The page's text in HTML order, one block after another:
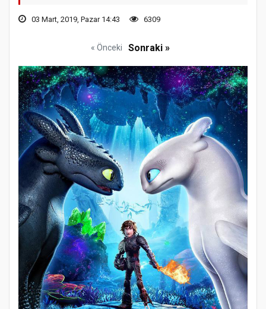
03 Mart, 2019, Pazar 14:43 6309
« Önceki Sonraki »